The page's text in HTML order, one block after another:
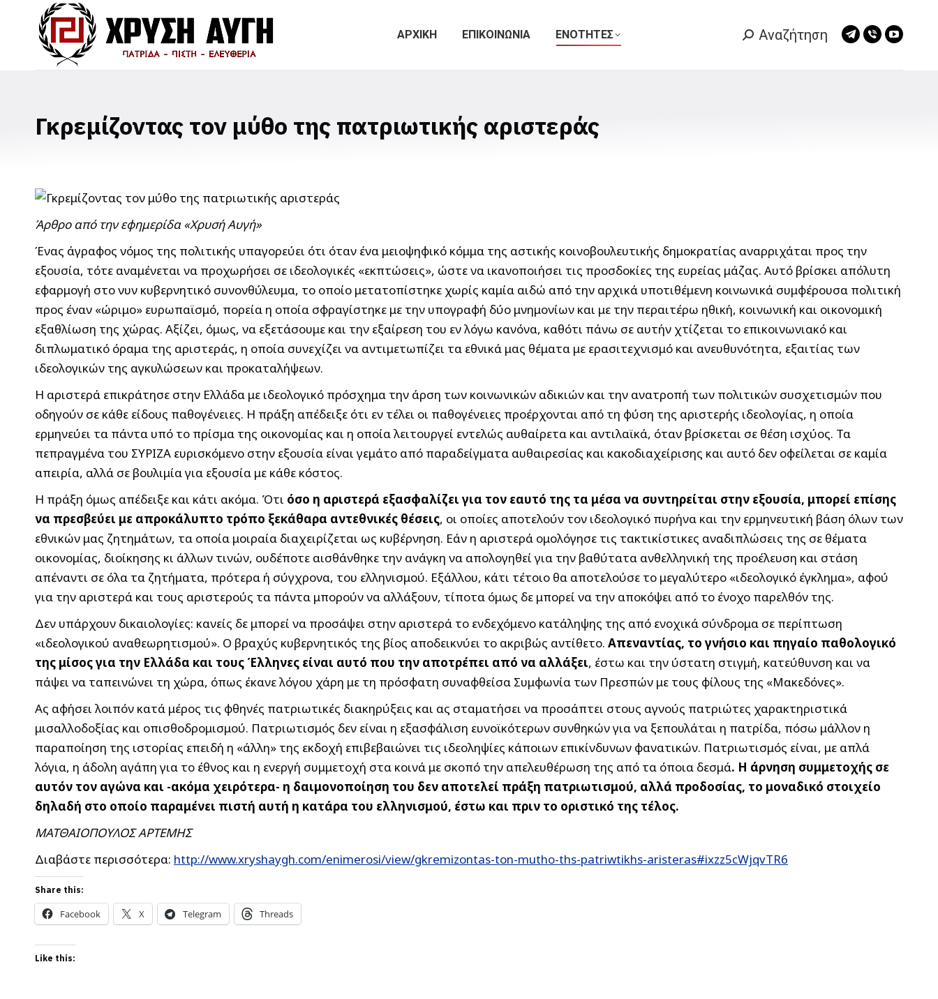
ΑΡΧΙΚΗ ΕΠΙΚΟΙΝΩΝΙΑ ΕΝΟΤΗΤΕΣ Search:
Αναζήτηση
Telegram
Viber
Γκρεμίζοντας τον μύθο της πατριωτικής αριστεράς
Άρθρο από την εφημερίδα «Χρυσή Αυγή»
Ένας άγραφος νόμος της πολιτικής υπαγορεύει ότι όταν ένα μειοψηφικό κόμμα της αστικής κοινοβουλευτικής δημοκρατίας αναρριχάται προς την
εξουσία, τότε αναμένεται να προχωρήσει σε ιδεολογικές «εκπτώσεις», ώστε να ικανοποιήσει τις προσδοκίες της ευρείας μάζας. Αυτό βρίσκει απόλυτη
εφαρμογή στο νυν κυβερνητικό συνονθύλευμα, το οποίο μετατοπίστηκε χωρίς καμία αιδώ από την αρχικά υποτιθέμενη κοινωνικά συμφέρουσα πολιτική
προς έναν «ώριμο» ευρωπαϊσμό, πορεία η οποία σφραγίστηκε με την υπογραφή δύο μνημονίων και με την περαιτέρω ηθική, κοινωνική και οικονομική
εξαθλίωση της χώρας. Αξίζει, όμως, να εξετάσουμε και την εξαίρεση του εν λόγω κανόνα, καθότι πάνω σε αυτήν χτίζεται το επικοινωνιακό και
διπλωματικό όραμα της αριστεράς, η οποία συνεχίζει να αντιμετωπίζει τα εθνικά μας θέματα με ερασιτεχνισμό και ανευθυνότητα, εξαιτίας των
ιδεολογικών της αγκυλώσεων και προκαταλήψεων.
Η αριστερά επικράτησε στην Ελλάδα με ιδεολογικό πρόσχημα την άρση των κοινωνικών αδικιών και την ανατροπή των πολιτικών συσχετισμών που
οδηγούν σε κάθε είδους παθογένειες. Η πράξη απέδειξε ότι εν τέλει οι παθογένειες προέρχονται από τη φύση της αριστερής ιδεολογίας, η οποία
ερμηνεύει τα πάντα υπό το πρίσμα της οικονομίας και η οποία λειτουργεί εντελώς αυθαίρετα και αντιλαϊκά, όταν βρίσκεται σε θέση ισχύος. Τα
πεπραγμένα του ΣΥΡΙΖΑ ευρισκόμενο στην εξουσία είναι γεμάτο από παραδείγματα αυθαιρεσίας και κακοδιαχείρισης και αυτό δεν οφείλεται σε καμία
απειρία, αλλά σε βουλιμία για εξουσία με κάθε κόστος.
Η πράξη όμως απέδειξε και κάτι ακόμα. Ότι όσο η αριστερά εξασφαλίζει για τον εαυτό της τα μέσα να συντηρείται στην εξουσία, μπορεί επίσης
να πρεσβεύει με απροκάλυπτο τρόπο ξεκάθαρα αντεθνικές θέσεις, οι οποίες αποτελούν τον ιδεολογικό πυρήνα και την ερμηνευτική βάση όλων των
εθνικών μας ζητημάτων, τα οποία μοιραία διαχειρίζεται ως κυβέρνηση. Εάν η αριστερά ομολόγησε τις τακτικίστικες αναδιπλώσεις της σε θέματα
οικονομίας, διοίκησης κι άλλων τινών, ουδέποτε αισθάνθηκε την ανάγκη να απολογηθεί για την βαθύτατα ανθελληνική της προέλευση και στάση
απέναντι σε όλα τα ζητήματα, πρότερα ή σύγχρονα, του ελληνισμού. Εξάλλου, κάτι τέτοιο θα αποτελούσε το μεγαλύτερο «ιδεολογικό έγκλημα», αφού
για την αριστερά και τους αριστερούς τα πάντα μπορούν να αλλάξουν, τίποτα όμως δε μπορεί να την αποκόψει από το ένοχο παρελθόν της.
Δεν υπάρχουν δικαιολογίες: κανείς δε μπορεί να προσάψει στην αριστερά το ενδεχόμενο κατάληψης της από ενοχικά σύνδρομα σε περίπτωση
«ιδεολογικού αναθεωρητισμού». Ο βραχύς κυβερνητικός της βίος αποδεικνύει το ακριβώς αντίθετο. Απεναντίας, το γνήσιο και πηγαίο παθολογικό
της μίσος για την Ελλάδα και τους Έλληνες είναι αυτό που την αποτρέπει από να αλλάξει, έστω και την ύστατη στιγμή, κατεύθυνση και να
πάψει να ταπεινώνει τη χώρα, όπως έκανε λόγου χάρη με τη πρόσφατη συναφθείσα Συμφωνία των Πρεσπών με τους φίλους της «Μακεδόνες».
Ας αφήσει λοιπόν κατά μέρος τις φθηνές πατριωτικές διακηρύξεις και ας σταματήσει να προσάπτει στους αγνούς πατριώτες χαρακτηριστικά
μισαλλοδοξίας και οπισθοδρομισμού. Πατριωτισμός δεν είναι η εξασφάλιση ευνοϊκότερων συνθηκών για να ξεπουλάται η πατρίδα, πόσω μάλλον η
παραποίηση της ιστορίας επειδή η «άλλη» της εκδοχή επιβεβαιώνει τις ιδεοληψίες κάποιων επικίνδυνων φανατικών. Πατριωτισμός είναι, με απλά
λόγια, η άδολη αγάπη για το έθνος και η ενεργή συμμετοχή στα κοινά με σκοπό την απελευθέρωση της από τα όποια δεσμά. Η άρνηση συμμετοχής σε
αυτόν τον αγώνα και -ακόμα χειρότερα- η δαιμονοποίηση του δεν αποτελεί πράξη πατριωτισμού, αλλά προδοσίας, το μοναδικό στοιχείο
δηλαδή στο οποίο παραμένει πιστή αυτή η κατάρα του ελληνισμού, έστω και πριν το οριστικό της τέλος.
ΜΑΤΘΑΙΟΠΟΥΛΟΣ ΑΡΤΕΜΗΣ
Διαβάστε περισσότερα: http://www.xryshaygh.com/enimerosi/view/gkremizontas-ton-mutho-ths-patriwtikhs-aristeras#ixzz5cWjqvTR6
Share this:
Facebook X Telegram Threads
Like this: